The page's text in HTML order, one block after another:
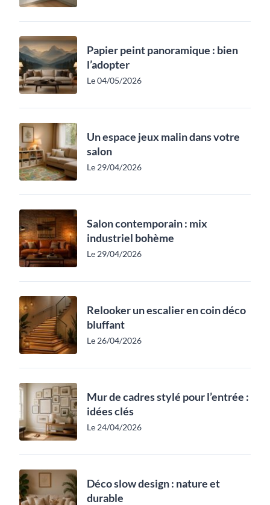
Papier peint panoramique : bien
l’adopter
Le 04/05/2026
Un espace jeux malin dans votre
salon
Le 29/04/2026
Salon contemporain : mix
industriel bohème
Le 29/04/2026
Relooker un escalier en coin déco
bluffant
Le 26/04/2026
Mur de cadres stylé pour l’entrée :
idées clés
Le 24/04/2026
Déco slow design : nature et
durable